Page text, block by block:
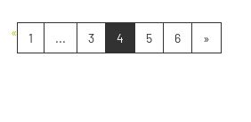
« 1 ... 3 4 5 6 »